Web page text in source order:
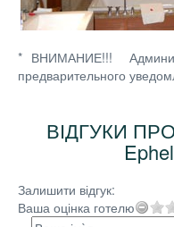
* ВНИМАНИЕ!!!
предварительного
ВІДГУКИ
Залишити відгук:
Ваша оцінка готелю